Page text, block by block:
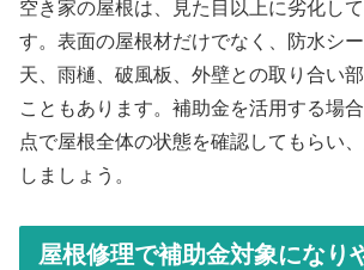
空き家の屋根は、見た目以上に劣化し
す。表面の屋根材だけでなく、防水シ
天、雨樋、破風板、外壁との取り合い
こともあります。補助金を活用する場
点で屋根全体の状態を確認してもらい
しましょう。
屋根修理で補助金対象になり